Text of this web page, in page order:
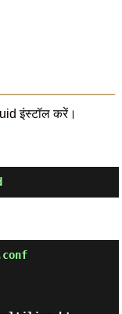
इंस्टॉल करें।